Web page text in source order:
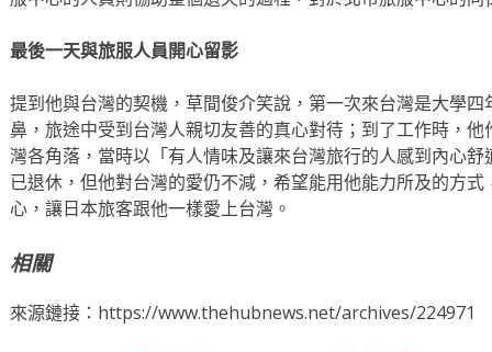
最後一天與旅服人員開心留影
提到他與台灣的契機，草間俊介笑說，第一次來台灣是大學
鼻，旅途中受到台灣人親切友善的真心對待；到了工作時，
灣各角落，當時以「有人情味及讓來台灣旅行的人感到內心
已退休，但他對台灣的愛仍不減，希望能用他能力所及的方
心，讓日本旅客跟他一樣愛上台灣。
相關
來源鏈接：https://www.thehubnews.net/archives/224971